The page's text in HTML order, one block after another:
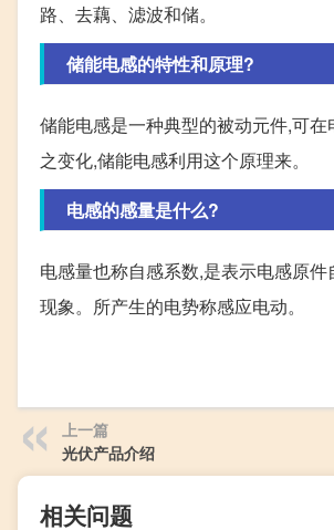
路、去藕、滤波和储。
储能电感的特性和原理?
储能电感是一种典型的被动元件,可
之变化,储能电感利用这个原理来。
电感的感量是什么?
电感量也称自感系数,是表示电感原
现象。所产生的电势称感应电动。
上一篇
光伏产品介绍
相关问题